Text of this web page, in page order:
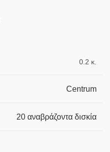
0.2 κ.
Centrum
20 αναβράζοντα δισκία